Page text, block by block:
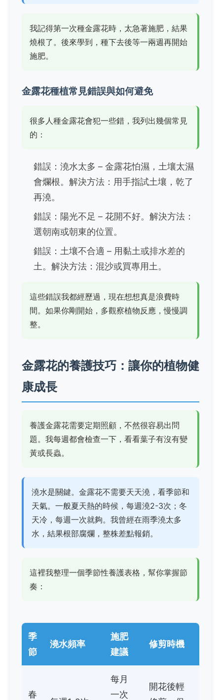
我記得第一次種金露花時，太急著施肥，結果
燒根了。後來學到，種下去後等一兩週再開始
施肥。
金露花種植常見錯誤與如何避免
很多人種金露花會犯一些錯，我列出幾個常見
的：
錯誤：澆水太多 – 金露花怕濕，土壤太濕
會爛根。解決方法：用手指試土壤，乾了
再澆。
錯誤：陽光不足 – 花開不好。解決方法：
選朝南或朝東的位置。
錯誤：土壤不合適 – 用黏土或排水差的
土。解決方法：混沙或買專用土。
這些錯誤我都經歷過，現在想想真是浪費時
間。如果你剛開始，多觀察植物反應，慢慢調
整。
金露花的養護技巧：讓你的植物健
康成長
養護金露花需要定期照顧，不然很容易出問
題。我每週都會檢查一下，看看葉子有沒有變
黃或長蟲。
澆水是關鍵。金露花不需要天天澆，看季節和
天氣。一般夏天熱的時候，每週澆2-3次；冬
天冷，每週一次就夠。我曾經在雨季澆太多
水，結果根部腐爛，整株差點報銷。
這裡我整理一個季節性養護表格，幫你掌握節
奏：
季
節
澆水頻率
施肥
建議
修剪時機
春
每月
一次
開花後輕